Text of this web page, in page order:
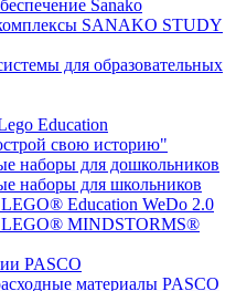
Sanako
SANAKO STUDY
для образовательных
Education
свою историю"
наборы для дошкольников
наборы для школьников
Education WeDo 2.0
LEGO® MINDSTORMS®
PASCO
материалы PASCO